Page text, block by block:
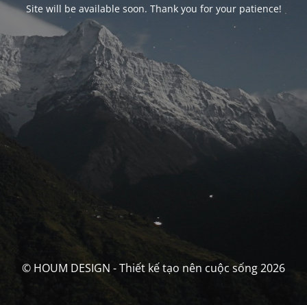
Site will be available soon. Thank you for your patience!
© HOUM DESIGN - Thiết kế tạo nên cuộc sống 2026